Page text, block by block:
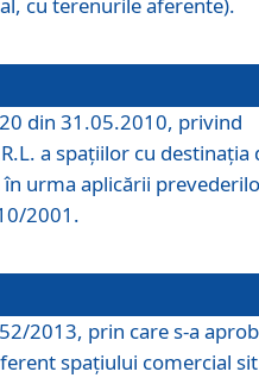
cu terenurile aferente).
din 31.05.2010, privind
a spaţiilor cu destinaţia
urma aplicării
2001.
2013, prin care s-a
spaţiului comercial